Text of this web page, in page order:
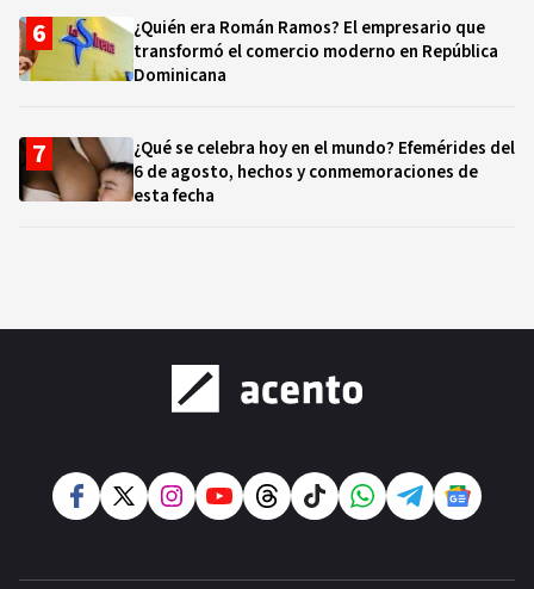
¿Quién era Román Ramos? El empresario que
transformó el comercio moderno en República
Dominicana
¿Qué se celebra hoy en el mundo? Efemérides del
6 de agosto, hechos y conmemoraciones de
esta fecha